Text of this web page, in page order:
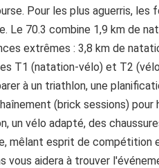
Pour les plus aguerris, les
Le 70.3 combine 1,9 km de
extrêmes : 3,8 km de
T1 (natation-vélo) et T2
à un triathlon, une
(brick sessions)
un vélo adapté, des
mêlant esprit de compétition
vous aidera à trouver